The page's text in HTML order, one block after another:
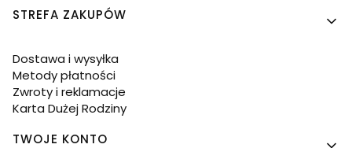
Linki w stopce
STREFA ZAKUPÓW
Dostawa i wysyłka
Metody płatności
Zwroty i reklamacje
Karta Dużej Rodziny
TWOJE KONTO